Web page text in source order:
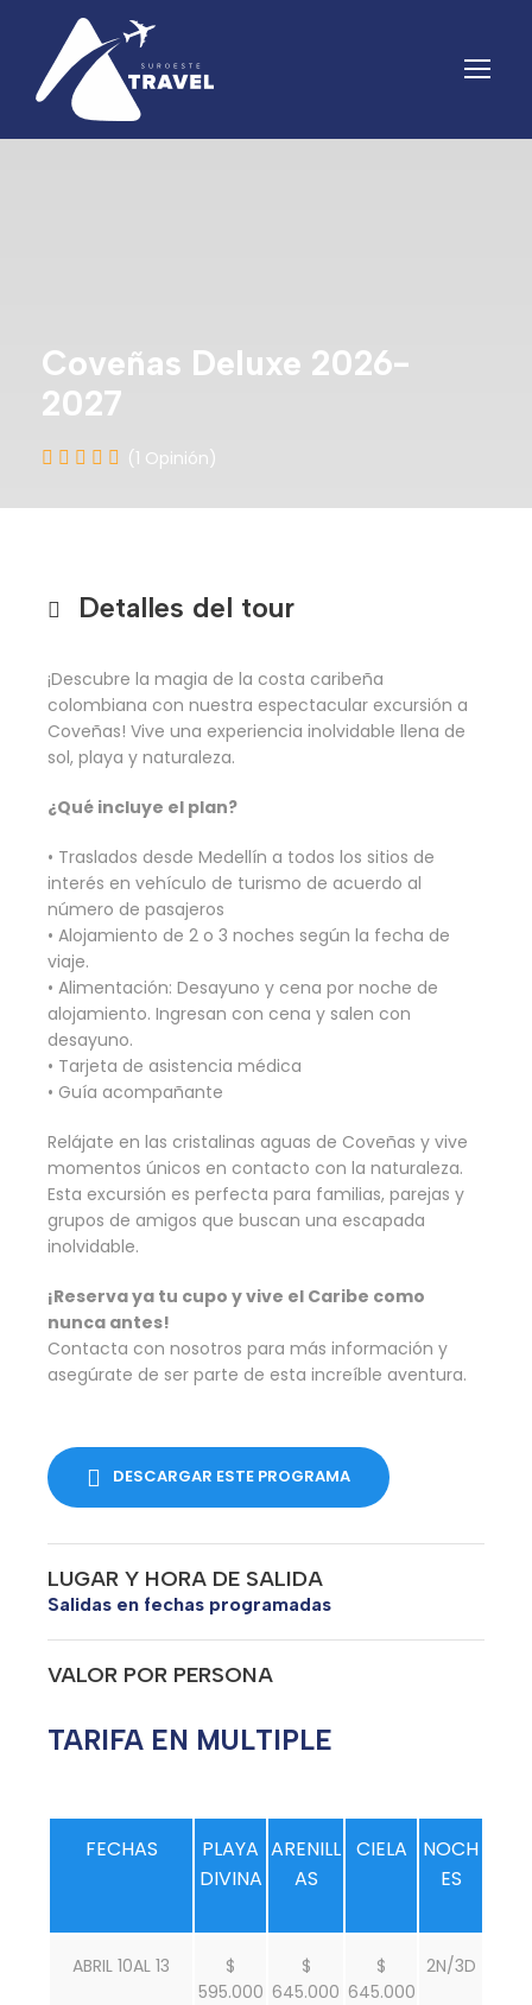
Coveñas Deluxe 2026-
2027
(1 Opinión)
Detalles del tour
¡Descubre la magia de la costa caribeña
colombiana con nuestra espectacular excursión a
Coveñas! Vive una experiencia inolvidable llena de
sol, playa y naturaleza.
¿Qué incluye el plan?
• Traslados desde Medellín a todos los sitios de
interés en vehículo de turismo de acuerdo al
número de pasajeros
• Alojamiento de 2 o 3 noches según la fecha de
viaje.
• Alimentación: Desayuno y cena por noche de
alojamiento. Ingresan con cena y salen con
desayuno.
• Tarjeta de asistencia médica
• Guía acompañante
Relájate en las cristalinas aguas de Coveñas y vive
momentos únicos en contacto con la naturaleza.
Esta excursión es perfecta para familias, parejas y
grupos de amigos que buscan una escapada
inolvidable.
¡Reserva ya tu cupo y vive el Caribe como
nunca antes!
Contacta con nosotros para más información y
asegúrate de ser parte de esta increíble aventura.
DESCARGAR ESTE PROGRAMA
LUGAR Y HORA DE SALIDA
Salidas en fechas programadas
VALOR POR PERSONA
TARIFA EN MULTIPLE
FECHAS
PLAYA
DIVINA
ARENILL
AS
CIELA
NOCH
ES
ABRIL 10AL 13
$
595.000
$
645.000
$
645.000
2N/3D